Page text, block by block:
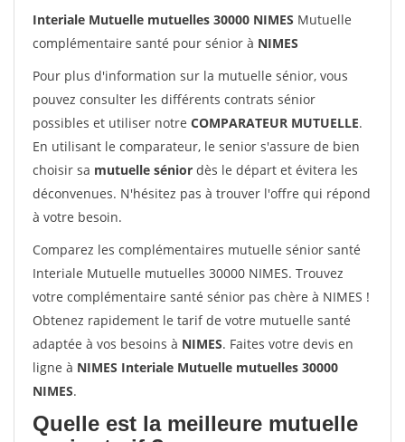
Interiale Mutuelle mutuelles 30000 NIMES Mutuelle
complémentaire santé pour sénior à NIMES
Pour plus d'information sur la mutuelle sénior, vous
pouvez consulter les différents contrats sénior
possibles et utiliser notre COMPARATEUR MUTUELLE.
En utilisant le comparateur, le senior s'assure de bien
choisir sa mutuelle sénior dès le départ et évitera les
déconvenues. N'hésitez pas à trouver l'offre qui répond
à votre besoin.
Comparez les complémentaires mutuelle sénior santé
Interiale Mutuelle mutuelles 30000 NIMES. Trouvez
votre complémentaire santé sénior pas chère à NIMES !
Obtenez rapidement le tarif de votre mutuelle santé
adaptée à vos besoins à NIMES. Faites votre devis en
ligne à NIMES Interiale Mutuelle mutuelles 30000
NIMES.
Quelle est la meilleure mutuelle